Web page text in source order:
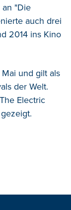
"Die
auch drei
2014 ins Kino
und gilt als
der Welt.
Electric